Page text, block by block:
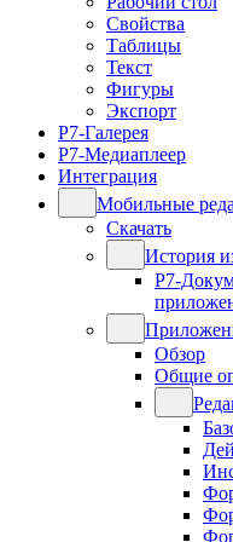
Свойства
Таблицы
Текст
Фигуры
Экспорт
Р7-Галерея
Р7-Медиаплеер
Интеграция
Мобильные
Скачать
История
Р7-
Обзор
Общие